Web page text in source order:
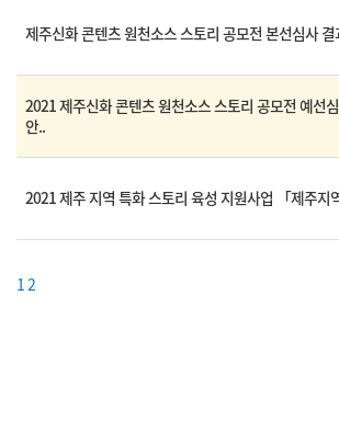
제주신화 콘텐츠 원천소스 스토리 공모전 본선심사 결
2021 제주신화 콘텐츠 원천소스 스토리 공모전 예선
안..
2021 제주 지역 특화 스토리 육성 지원사업 「제주지
12